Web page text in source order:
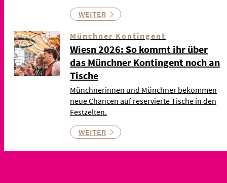
WEITER
Münchner Kontingent
Wiesn 2026: So kommt ihr über
das Münchner Kontingent noch an
Tische
Münchnerinnen und Münchner bekommen
neue Chancen auf reservierte Tische in den
Festzelten.
WEITER